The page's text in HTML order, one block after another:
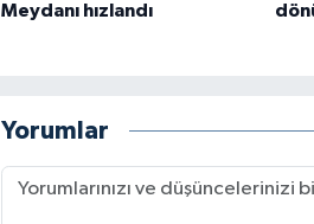
Meydanı hızlandı
Yorumlar